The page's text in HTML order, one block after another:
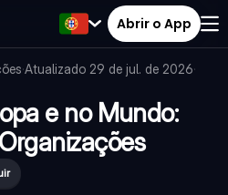
Abrir o App
·Atualizado 29 de jul. de 2026·
e no Mundo: